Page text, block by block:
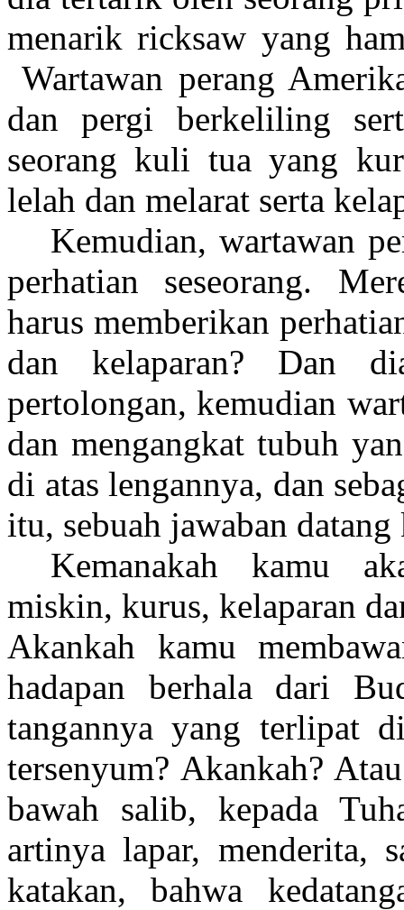
menarik ricksaw yang
Wartawan perang
dan pergi berkeliling
seorang kuli tua yang
lelah dan melarat serta
Kemudian, wartawan
perhatian seseorang.
harus memberikan
dan kelaparan? Dan
pertolongan, kemudian
dan mengangkat tubuh
di atas lengannya, dan
itu, sebuah jawaban
Kemanakah kamu
miskin, kurus, kelaparan
Akankah kamu
hadapan berhala dari
tangannya yang terlipat
tersenyum? Akankah?
bawah salib, kepada
artinya lapar, menderita,
katakan, bahwa